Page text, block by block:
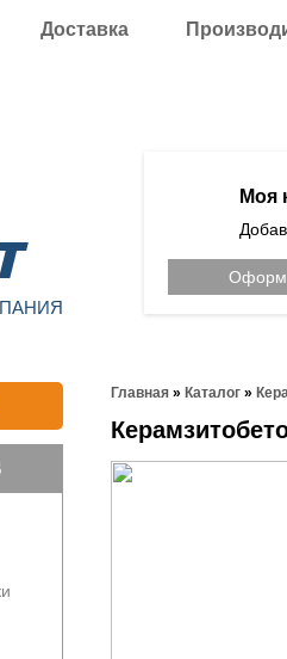
Доставка
Моя
Главная » Каталог »